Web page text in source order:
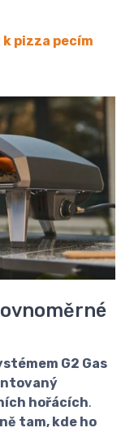
pizza pecím
G2 Gas
hořácích.
tam, kde ho